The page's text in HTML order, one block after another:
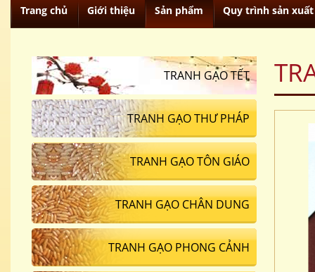
Trang chủ Giới thiệu Sản phẩm Quy trình sản xuất
TRANH GẠO TẾT
TRANH GẠO THƯ PHÁP
TRANH GẠO TÔN GIÁO
TRANH GẠO CHÂN DUNG
TRANH GẠO PHONG CẢNH